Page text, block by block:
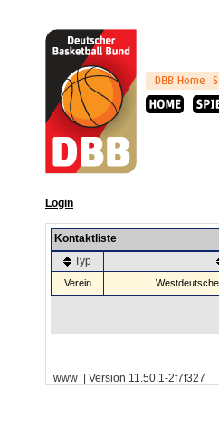
Login
Kontaktliste
Typ
Verein
www | Version 11.50.1-2f7f327